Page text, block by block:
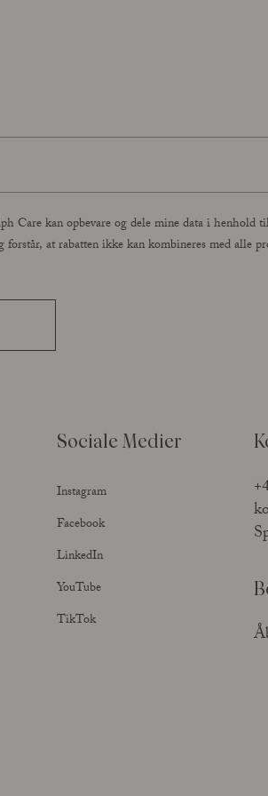
Care kan opbevare og dele mine data i henhold
at rabatten ikke kan kombineres med alle
Sociale Medier
Instagram
Facebook
LinkedIn
YouTube
TikTok